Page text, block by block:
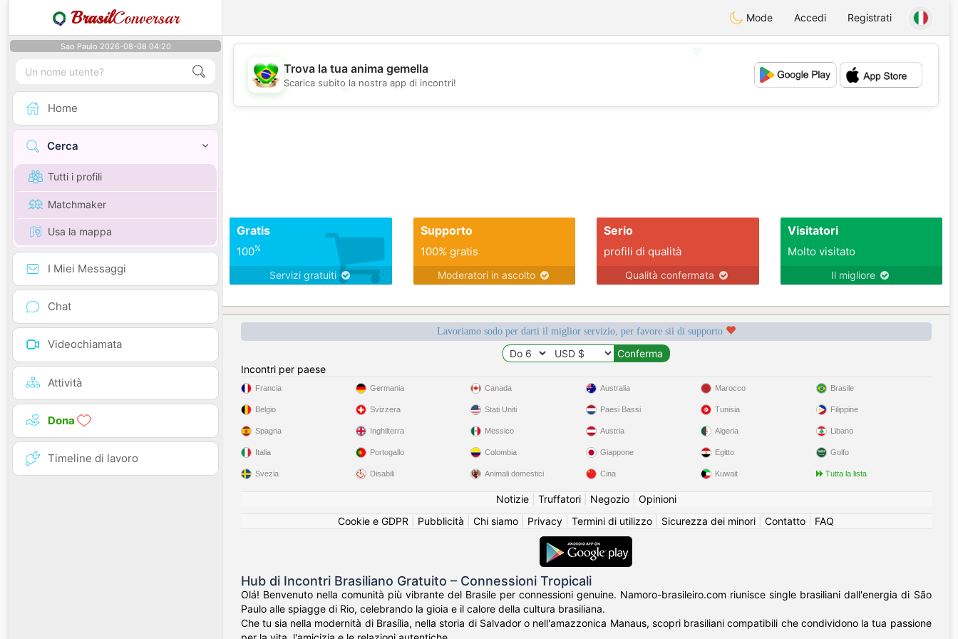
BrasilConversar Mode Accedi Registrati
Sao Paulo 2026-08-08 04:20
Home
Cerca
Tutti i profili
Matchmaker
Usa la mappa
I Miei Messaggi
Chat
Videochiamata
Attività
Dona
Timeline di lavoro
💖
💕
Trova la tua anima gemella
Scarica subito la nostra app di incontri!
Gratis
100%
Servizi gratuiti
Supporto
100% gratis
Moderatori in ascolto
Serio
profili di qualità
Qualità confermata
Visitatori
Molto visitato
Il migliore
Lavoriamo sodo per darti il miglior servizio, per favore sii di supporto
Incontri per paese
Francia
Belgio
Spagna
Italia
Svezia
Germania
Svizzera
Inghilterra
Portogallo
Disabili
Canada
Stati Uniti
Messico
Colombia
Animali domestici
Australia
Paesi Bassi
Austria
Giappone
Cina
Marocco
Tunisia
Algeria
Egitto
Kuwait
Brasile
Filippine
Libano
Golfo
Tutta la lista
Notizie| Truffatori| Negozio| Opinioni
Cookie e GDPR
Pubblicità Chi siamo Privacy Termini di utilizzo Sicurezza dei minori Contatto FAQ
Hub di Incontri Brasiliano Gratuito – Connessioni Tropicali
Olá! Benvenuto nella comunità più vibrante del Brasile per connessioni genuine. Namoro-brasileiro.com riunisce single brasiliani dall'energia di São
Paulo alle spiagge di Rio, celebrando la gioia e il calore della cultura brasiliana.
Che tu sia nella modernità di Brasília, nella storia di Salvador o nell'amazzonica Manaus, scopri brasiliani compatibili che condividono la tua passione